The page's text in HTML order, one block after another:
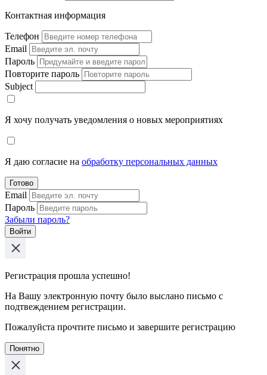
Контактная информация
Телефон
Email
Пароль
Повторите пароль
Subject
Я хочу получать уведомления о новых мероприятиях
Я даю согласие на обработку персональных данных
Готово
Email
Пароль
Забыли пароль?
Войти
Регистрация прошла успешно!
На Вашу электронную почту было выслано письмо с
подтвеждением регистрации.
Пожалуйста прочтите письмо и завершите регистрацию
Понятно